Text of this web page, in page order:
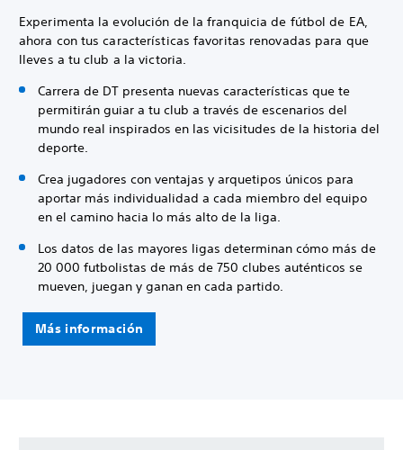
Experimenta la evolución de la franquicia de fútbol de EA,
ahora con tus características favoritas renovadas para que
lleves a tu club a la victoria.
Carrera de DT presenta nuevas características que te
permitirán guiar a tu club a través de escenarios del
mundo real inspirados en las vicisitudes de la historia del
deporte.
Crea jugadores con ventajas y arquetipos únicos para
aportar más individualidad a cada miembro del equipo
en el camino hacia lo más alto de la liga.
Los datos de las mayores ligas determinan cómo más de
20 000 futbolistas de más de 750 clubes auténticos se
mueven, juegan y ganan en cada partido.
Más información